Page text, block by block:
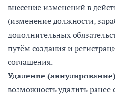
внесение изменений в
(изменение должности,
дополнительных
путём создания и
соглашения.
Удаление
возможность удалить ранее